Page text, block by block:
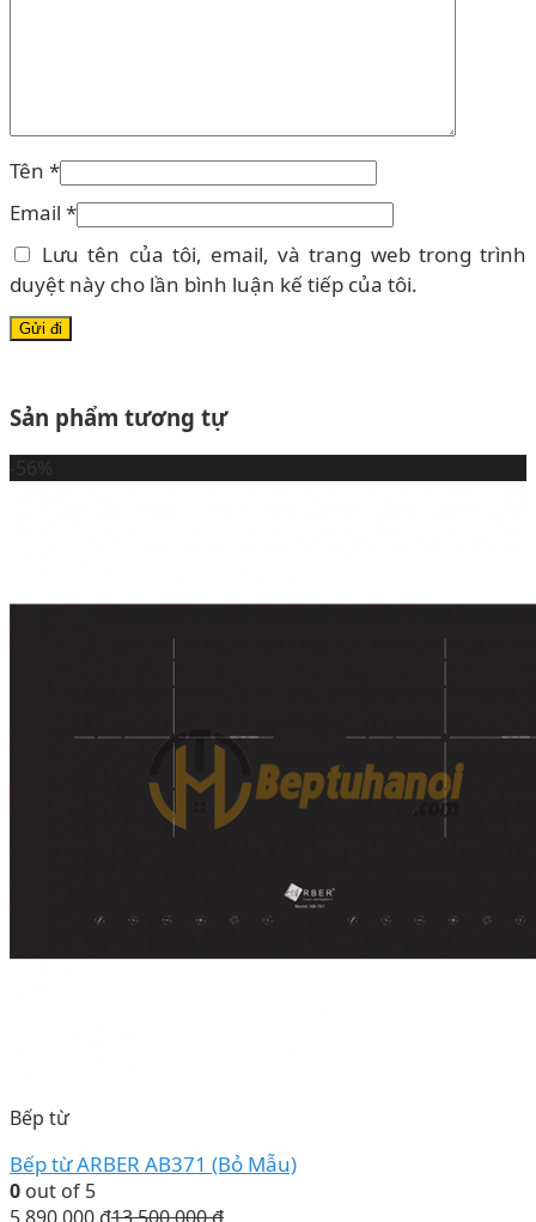
Tên *
Email *
Lưu tên của tôi, email, và trang web trong trình
duyệt này cho lần bình luận kế tiếp của tôi.
Sản phẩm tương tự
Bếp từ
Bếp từ ARBER AB371 (Bỏ Mẫu)
0 out of 5
5.890.000 ₫13.500.000₫